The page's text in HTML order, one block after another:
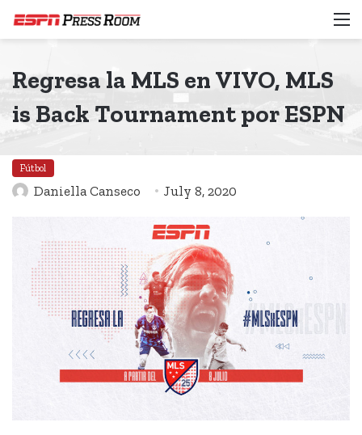
Regresa la MLS en VIVO, MLS
is Back Tournament por ESPN
Fútbol
Daniella Canseco July 8, 2020